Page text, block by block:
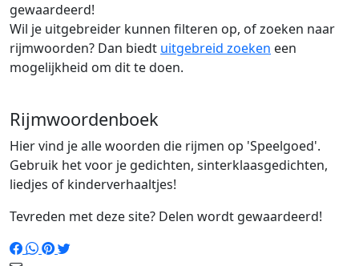
gewaardeerd!
Wil je uitgebreider kunnen filteren op, of zoeken naar
rijmwoorden? Dan biedt uitgebreid zoeken een
mogelijkheid om dit te doen.
Rijmwoordenboek
Hier vind je alle woorden die rijmen op 'Speelgoed'.
Gebruik het voor je gedichten, sinterklaasgedichten,
liedjes of kinderverhaaltjes!
Tevreden met deze site? Delen wordt gewaardeerd!